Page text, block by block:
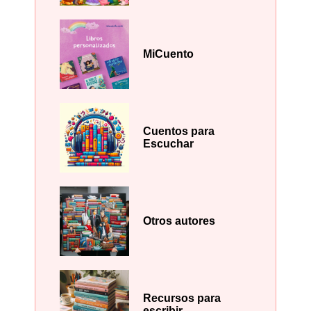
MiCuento
Cuentos para
Escuchar
Otros autores
Recursos para